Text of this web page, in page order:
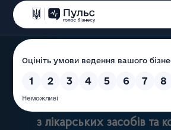
Державна
з лікарських засобів та